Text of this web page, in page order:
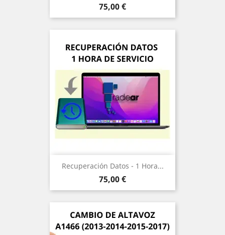
Precio
75,00 €
Recuperación Datos - 1 Hora...
Precio
75,00 €